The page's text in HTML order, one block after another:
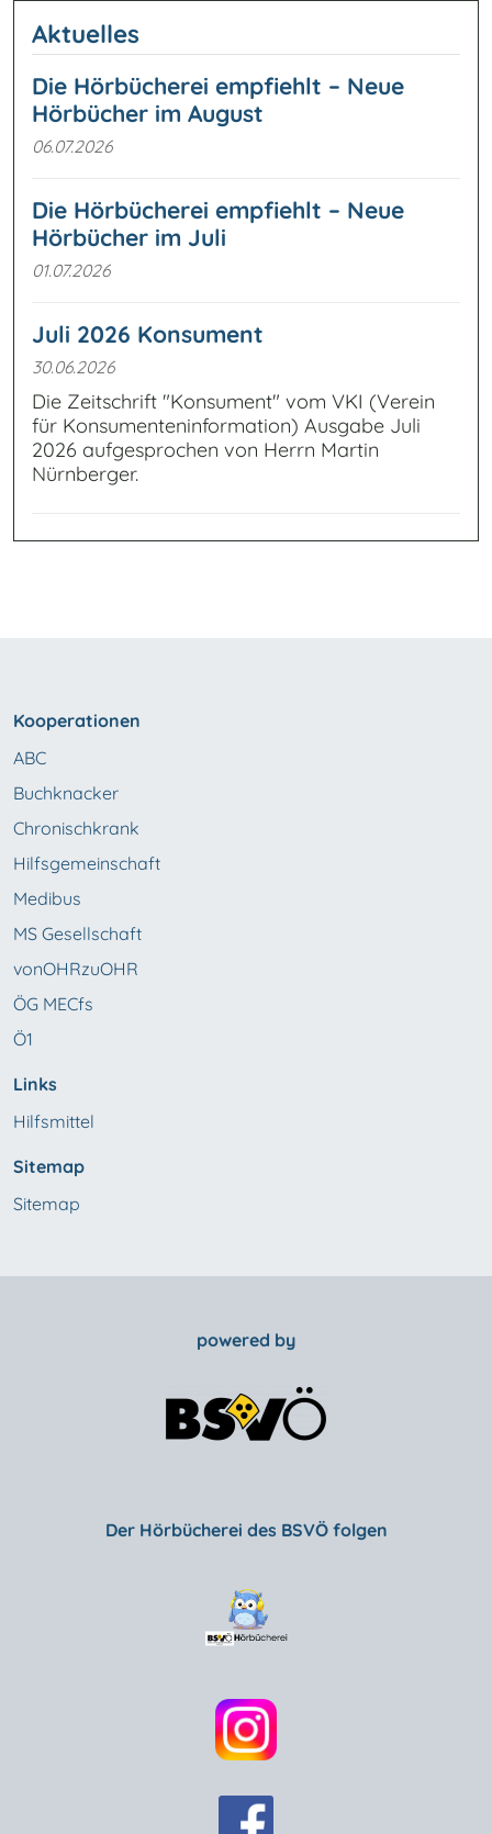
Aktuelles
Die Hörbücherei empfiehlt – Neue
Hörbücher im August
06.07.2026
Die Hörbücherei empfiehlt – Neue
Hörbücher im Juli
01.07.2026
Juli 2026 Konsument
30.06.2026
Die Zeitschrift "Konsument" vom VKI (Verein
für Konsumenteninformation) Ausgabe Juli
2026 aufgesprochen von Herrn Martin
Nürnberger.
Kooperationen
ABC
Buchknacker
Chronischkrank
Hilfsgemeinschaft
Medibus
MS Gesellschaft
vonOHRzuOHR
ÖG MECfs
Ö1
Links
Hilfsmittel
Sitemap
Sitemap
powered by
Der Hörbücherei des BSVÖ folgen